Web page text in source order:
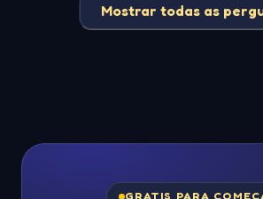
Mostrar todas as
GRATIS PARA